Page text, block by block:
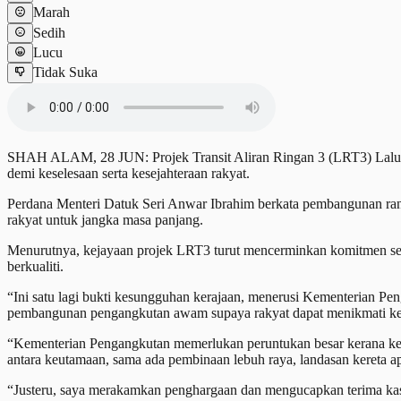
Marah
Sedih
Lucu
Tidak Suka
SHAH ALAM, 28 JUN: Projek Transit Aliran Ringan 3 (LRT3)
demi keselesaan serta kesejahteraan rakyat.
Perdana Menteri Datuk Seri Anwar Ibrahim berkata pembangunan
rakyat untuk jangka masa panjang.
Menurutnya, kejayaan projek LRT3 turut mencerminkan komitmen
berkualiti.
“Ini satu lagi bukti kesungguhan kerajaan, menerusi Kementerian
pembangunan pengangkutan awam supaya rakyat dapat menikmati
“Kementerian Pengangkutan memerlukan peruntukan besar kerana
antara keutamaan, sama ada pembinaan lebuh raya, landasan
“Justeru, saya merakamkan penghargaan dan mengucapkan